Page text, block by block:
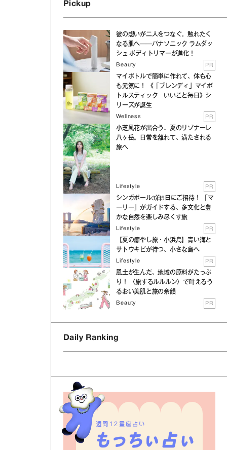
Pickup
彼の想いが二人をつなぐ。触れたく
なる肌へ──パナソニック ラムダッ
シュ ボディトリマーが進化！
Beauty PR
マイボトルで簡単に作れて、体も心
も元気に！ 《「ブレンディ」マイボ
トルスティック いいこと毎日》シ
リーズが誕生
Wellness PR
小芝風花が出合う、夏のリゾナーレ
八ヶ岳。日常を離れて、満たされる
旅へ
Lifestyle PR
シンガポール3泊5日にご招待！ 「マ
ーリー」がガイドする、多文化と豊
かな自然を楽しみ尽くす旅
Lifestyle PR
【夏の癒やし旅・小浜島】青い海と
サトウキビが待つ、小さな島へ
Lifestyle PR
風土が生んだ、地域の原料がたっぷ
り！ 〈旅するルルルン〉で叶えるう
るおい美肌と旅の余韻
Beauty PR
Daily Ranking
週間12星座占い